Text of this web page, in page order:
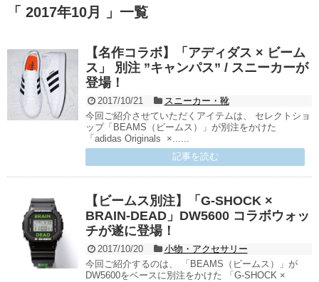
「 2017年10月 」一覧
【名作コラボ】「アディダス × ビーム
ス」 別注 ”キャンパス” / スニーカーが
登場！
2017/10/21
スニーカー・靴
今回ご紹介させていただくアイテムは、 セレクトショ
ップ「BEAMS（ビームス）」が別注をかけた
「adidas Originals ×......
記事を読む
【ビームス別注】「G-SHOCK ×
BRAIN-DEAD」DW5600 コラボウォッ
チが遂に登場！
2017/10/20
小物・アクセサリー
今回ご紹介するのは、 「BEAMS（ビームス）」が
DW5600をベースに別注をかけた 「G-SHOCK ×